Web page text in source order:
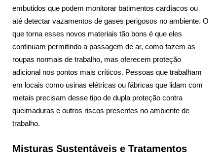
embutidos que podem monitorar batimentos cardíacos ou
até detectar vazamentos de gases perigosos no ambiente. O
que torna esses novos materiais tão bons é que eles
continuam permitindo a passagem de ar, como fazem as
roupas normais de trabalho, mas oferecem proteção
adicional nos pontos mais críticos. Pessoas que trabalham
em locais como usinas elétricas ou fábricas que lidam com
metais precisam desse tipo de dupla proteção contra
queimaduras e outros riscos presentes no ambiente de
trabalho.
Misturas Sustentáveis e Tratamentos